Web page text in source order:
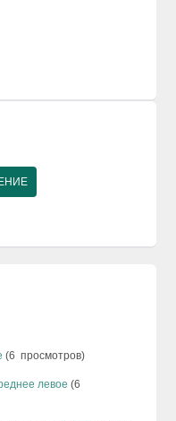
(6 просмотров)
левое (6